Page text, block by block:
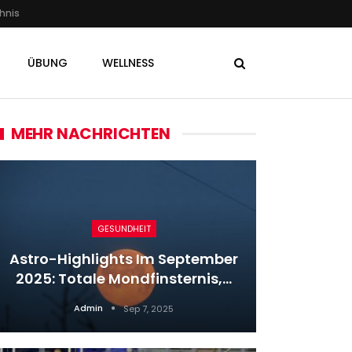
ÜBUNG WELLNESS
MEHR NACHRICHTEN
GESUNDHEIT
Astro-Highlights Im September
2025: Totale Mondfinsternis,…
Admin Sep 7, 2025